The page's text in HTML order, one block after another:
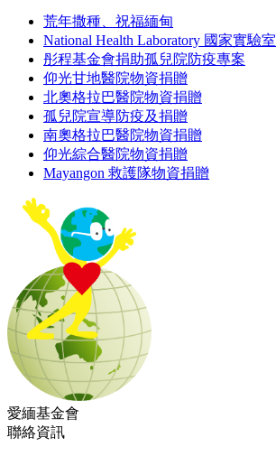
荒年撒種、祝福緬甸
National Health Laboratory 國家實驗室
彤程基金會捐助孤兒院防疫專案
仰光甘地醫院物資捐贈
北奧格拉巴醫院物資捐贈
孤兒院宣導防疫及捐贈
南奧格拉巴醫院物資捐贈
仰光綜合醫院物資捐贈
Mayangon 救護隊物資捐贈
愛緬基金會
聯絡資訊